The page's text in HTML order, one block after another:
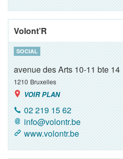
Volont’R
SOCIAL
avenue des Arts 10-11 bte 14
1210 Bruxelles
VOIR PLAN
02 219 15 62
info@volontr.be
www.volontr.be